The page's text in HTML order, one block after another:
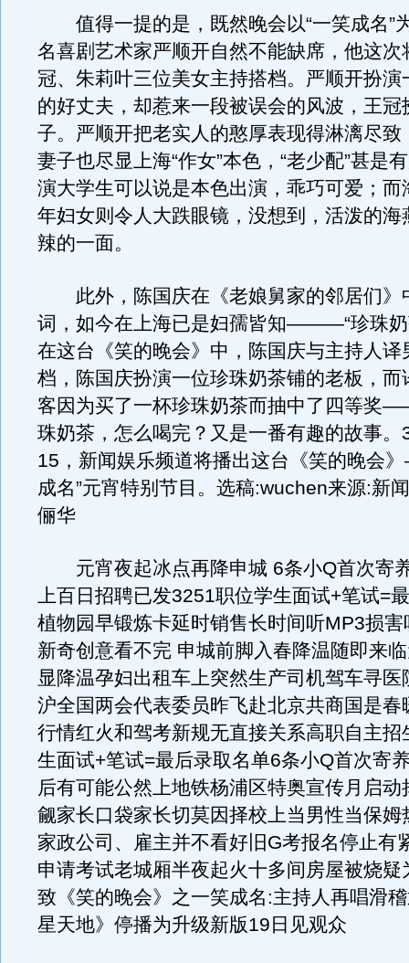
值得一提的是，既然晚会以“一笑成名”
名喜剧艺术家严顺开自然不能缺席，他这次
冠、朱莉叶三位美女主持搭档。严顺开扮演
的好丈夫，却惹来一段被误会的风波，王冠
子。严顺开把老实人的憨厚表现得淋漓尽致
妻子也尽显上海“作女”本色，“老少配”甚是
演大学生可以说是本色出演，乖巧可爱；而
年妇女则令人大跌眼镜，没想到，活泼的海
辣的一面。
此外，陈国庆在《老娘舅家的邻居们》
词，如今在上海已是妇孺皆知———“珍珠奶
在这台《笑的晚会》中，陈国庆与主持人译
档，陈国庆扮演一位珍珠奶茶铺的老板，而
客因为买了一杯珍珠奶茶而抽中了四等奖
珠奶茶，怎么喝完？又是一番有趣的故事
15，新闻娱乐频道将播出这台《笑的晚会
成名”元宵特别节目。选稿:wuchen来源:新
俪华
元宵夜起冰点再降申城 6条小Q首次寄
上百日招聘已发3251职位学生面试+笔试=
植物园早锻炼卡延时销售长时间听MP3损
新奇创意看不完 申城前脚入春降温随即来
显降温孕妇出租车上突然生产司机驾车寻医
沪全国两会代表委员昨飞赴北京共商国是春
行情红火和驾考新规无直接关系高职自主招
生面试+笔试=最后录取名单6条小Q首次寄
后有可能公然上地铁杨浦区特奥宣传月启动
觎家长口袋家长切莫因择校上当男性当保姆
家政公司、雇主并不看好旧G考报名停止有
申请考试老城厢半夜起火十多间房屋被烧疑
致《笑的晚会》之一笑成名:主持人再唱滑
星天地》停播为升级新版19日见观众